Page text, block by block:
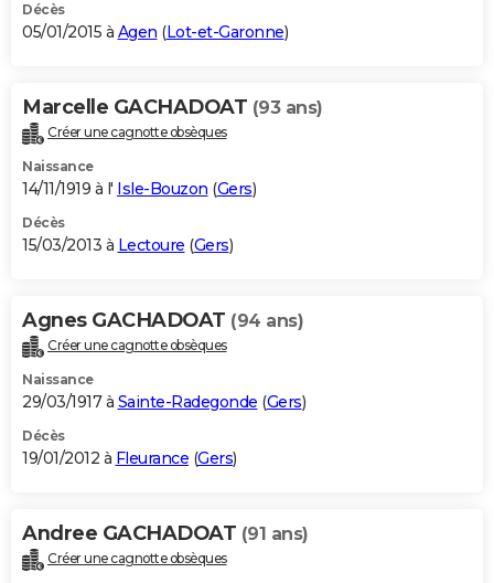
Décès
05/01/2015 à Agen (Lot-et-Garonne)
Marcelle GACHADOAT (93 ans)
Créer une cagnotte obsèques
Naissance
14/11/1919 à l' Isle-Bouzon (Gers)
Décès
15/03/2013 à Lectoure (Gers)
Agnes GACHADOAT (94 ans)
Créer une cagnotte obsèques
Naissance
29/03/1917 à Sainte-Radegonde (Gers)
Décès
19/01/2012 à Fleurance (Gers)
Andree GACHADOAT (91 ans)
Créer une cagnotte obsèques